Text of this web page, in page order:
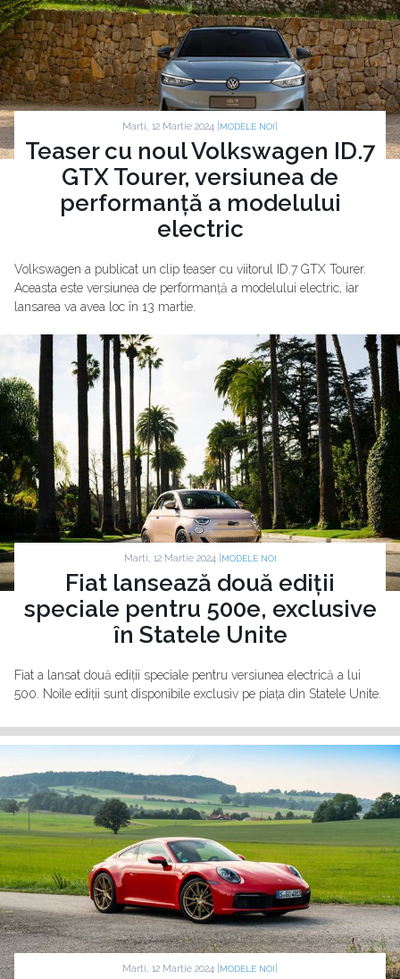
Marti, 12 Martie 2024 | MODELE NOI
Teaser cu noul Volkswagen ID.7
GTX Tourer, versiunea de
performanță a modelului
electric
Volkswagen a publicat un clip teaser cu viitorul ID.7 GTX Tourer.
Aceasta este versiunea de performanță a modelului electric, iar
lansarea va avea loc în 13 martie.
Marti, 12 Martie 2024 | MODELE NOI
Fiat lansează două ediții
speciale pentru 500e, exclusive
în Statele Unite
Fiat a lansat două ediții speciale pentru versiunea electrică a lui
500. Noile ediții sunt disponibile exclusiv pe piața din Statele Unite.
Marti, 12 Martie 2024 | MODELE NOI